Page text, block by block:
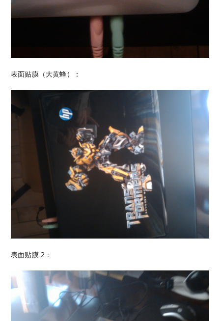
表面贴膜（大黄蜂）：
表面贴膜 2：